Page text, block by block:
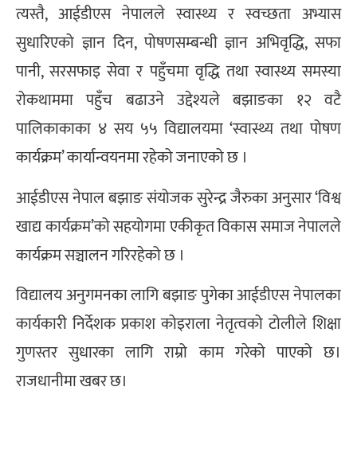
त्यस्तै, आईडीएस नेपालले स्वास्थ्य र स्वच्छता अभ्यास
सुधारिएको ज्ञान दिन, पोषणसम्बन्धी ज्ञान अभिवृद्धि, सफा
पानी, सरसफाइ सेवा र पहुँचमा वृद्धि तथा स्वास्थ्य समस्या
रोकथाममा पहुँच बढाउने उद्देश्यले बझाङका १२ वटै
पालिकाकाका ४ सय ५५ विद्यालयमा ‘स्वास्थ्य तथा पोषण
कार्यक्रम’ कार्यान्वयनमा रहेको जनाएको छ ।
आईडीएस नेपाल बझाङ संयोजक सुरेन्द्र जैरुका अनुसार ‘विश्व
खाद्य कार्यक्रम’को सहयोगमा एकीकृत विकास समाज नेपालले
कार्यक्रम सञ्चालन गरिरहेको छ ।
विद्यालय अनुगमनका लागि बझाङ पुगेका आईडीएस नेपालका
कार्यकारी निर्देशक प्रकाश कोइराला नेतृत्वको टोलीले शिक्षा
गुणस्तर सुधारका लागि राम्रो काम गरेको पाएको छ।
राजधानीमा खबर छ।